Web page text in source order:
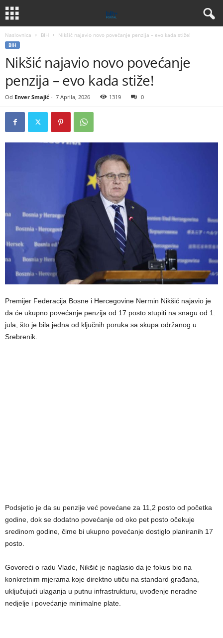
Naslovnica BIH Nikšić najavio novo povećanje penzija – evo kada stiže!
BIH
Nikšić najavio novo povećanje
penzija – evo kada stiže!
Od Enver Smajić - 7 Aprila, 2026 1319 0
Premijer Federacija Bosne i Hercegovine Nermin Nikšić najavio je
da će ukupno povećanje penzija od 17 posto stupiti na snagu od 1.
jula, što je bila jedna od ključnih poruka sa skupa održanog u
Srebrenik.
Podsjetio je da su penzije već povećane za 11,2 posto od početka
godine, dok se dodatno povećanje od oko pet posto očekuje
sredinom godine, čime bi ukupno povećanje dostiglo planiranih 17
posto.
Govoreći o radu Vlade, Nikšić je naglasio da je fokus bio na
konkretnim mjerama koje direktno utiču na standard građana,
uključujući ulaganja u putnu infrastrukturu, uvođenje neradne
nedjelje i povećanje minimalne plate.